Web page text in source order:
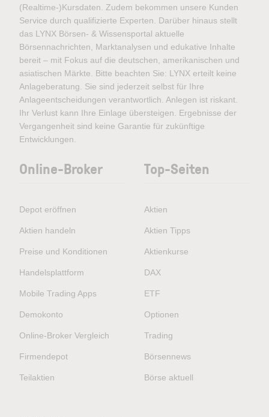
(Realtime-)Kursdaten. Zudem bekommen unsere Kunden
Service durch qualifizierte Experten. Darüber hinaus stellt
das LYNX Börsen- & Wissensportal aktuelle
Börsennachrichten, Marktanalysen und edukative Inhalte
bereit – mit Fokus auf die deutschen, amerikanischen und
asiatischen Märkte. Bitte beachten Sie: LYNX erteilt keine
Anlageberatung. Sie sind jederzeit selbst für Ihre
Anlageentscheidungen verantwortlich. Anlegen ist riskant.
Ihr Verlust kann Ihre Einlage übersteigen. Ergebnisse der
Vergangenheit sind keine Garantie für zukünftige
Entwicklungen.
Online-Broker
Depot eröffnen
Aktien handeln
Preise und Konditionen
Handelsplattform
Mobile Trading Apps
Demokonto
Online-Broker Vergleich
Firmendepot
Teilaktien
Top-Seiten
Aktien
Aktien Tipps
Aktienkurse
DAX
ETF
Optionen
Trading
Börsennews
Börse aktuell